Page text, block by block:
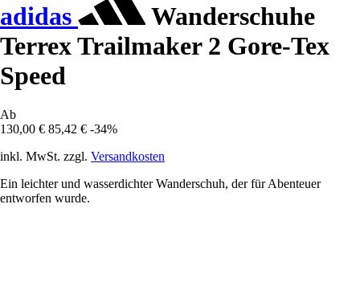
adidas
Wanderschuhe
Terrex Trailmaker 2 Gore-Tex
Speed
Ab
130,00 € 85,42 € -34%
inkl. MwSt. zzgl. Versandkosten
Ein leichter und wasserdichter Wanderschuh, der für Abenteuer
entworfen wurde.